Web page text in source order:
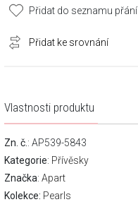
Přidat do seznamu přání
Přidat ke srovnání
Vlastnosti produktu
Zn. č. : AP539-5843
Kategorie: Přívěsky
Značka: Apart
Kolekce: Pearls